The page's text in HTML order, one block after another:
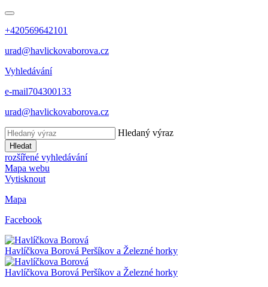
+420569642101
urad@havlickovaborova.cz
Vyhledávání
e-mail704300133
urad@havlickovaborova.cz
Hledaný výraz
Hledat
rozšířené vyhledávání
Mapa webu
Vytisknout
Mapa
Facebook
Havlíčkova Borová Peršíkov a Železné horky
Havlíčkova Borová Peršíkov a Železné horky